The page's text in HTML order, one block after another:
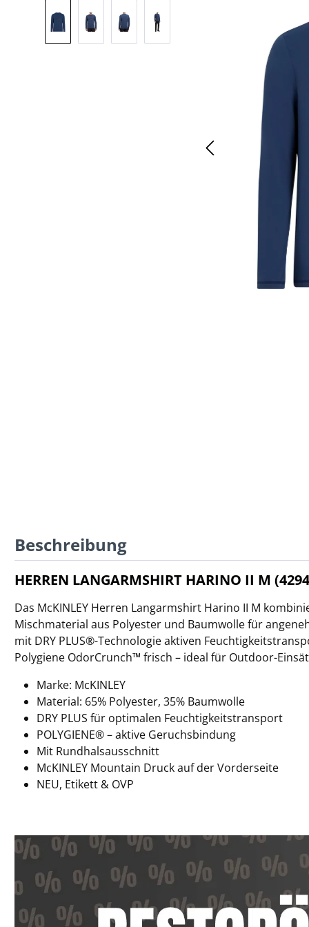
Beschreibung
HERREN LANGARMSHIRT HARINO II M
Das McKINLEY Herren Langarmshirt Harino II M
Mischmaterial aus Polyester und Baumwolle für
mit DRY PLUS®-Technologie aktiven
Polygiene OdorCrunch™ frisch – ideal für Outdoor-
Marke: McKINLEY
Material: 65% Polyester, 35% Baumwolle
DRY PLUS für optimalen Feuchtigkeitstransport
POLYGIENE® – aktive Geruchsbindung
Mit Rundhalsausschnitt
McKINLEY Mountain Druck auf der Vorderseite
NEU, Etikett & OVP